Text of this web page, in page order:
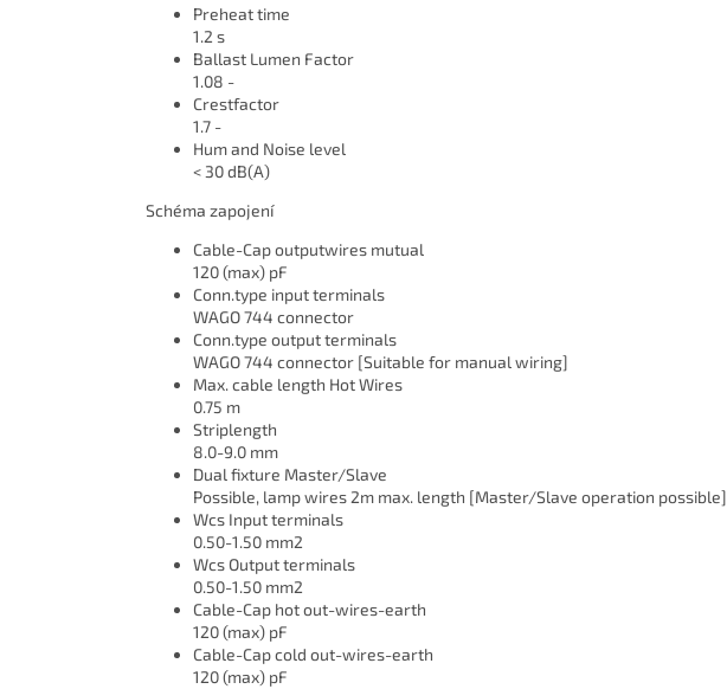
Preheat time
1.2 s
Ballast Lumen Factor
1.08 -
Crestfactor
1.7 -
Hum and Noise level
< 30 dB(A)
Schéma zapojení
Cable-Cap outputwires mutual
120 (max) pF
Conn.type input terminals
WAGO 744 connector
Conn.type output terminals
WAGO 744 connector [Suitable for manual wiring]
Max. cable length Hot Wires
0.75 m
Striplength
8.0-9.0 mm
Dual fixture Master/Slave
Possible, lamp wires 2m max. length [Master/Slave operation possible]
Wcs Input terminals
0.50-1.50 mm2
Wcs Output terminals
0.50-1.50 mm2
Cable-Cap hot out-wires-earth
120 (max) pF
Cable-Cap cold out-wires-earth
120 (max) pF